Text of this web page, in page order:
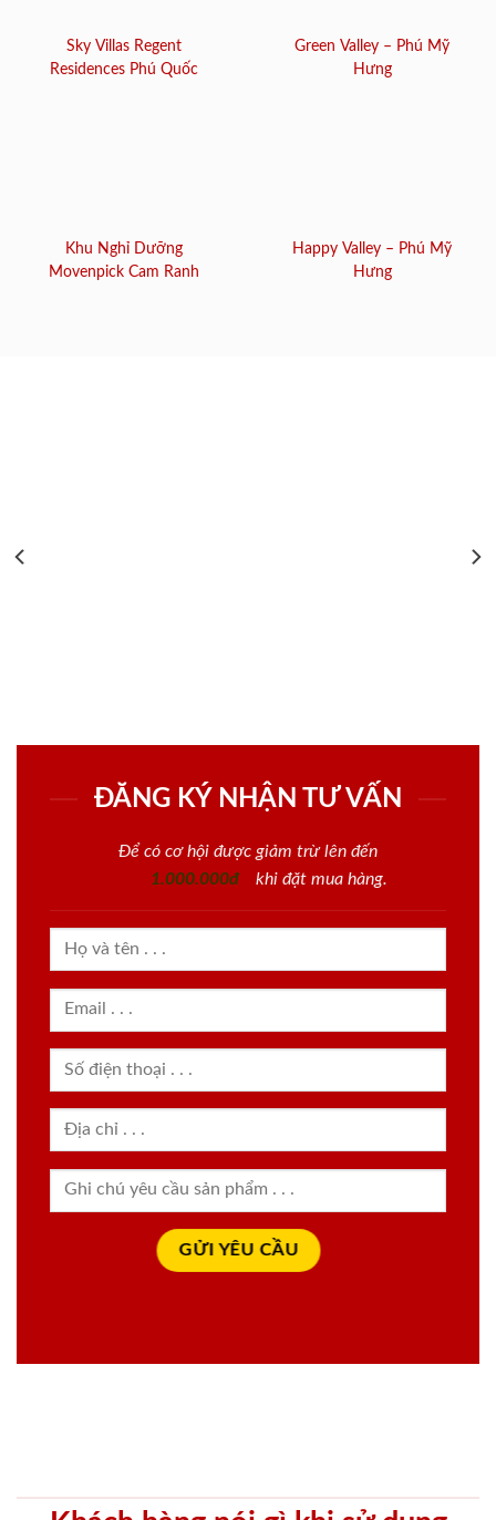
Sky Villas Regent
Residences Phú Quốc
Green Valley – Phú Mỹ
Hưng
Khu Nghỉ Dưỡng
Movenpick Cam Ranh
Happy Valley – Phú Mỹ
Hưng
ĐĂNG KÝ NHẬN TƯ VẤN
Để có cơ hội được giảm trừ lên đến
1.000.000đ
khi đặt mua hàng.